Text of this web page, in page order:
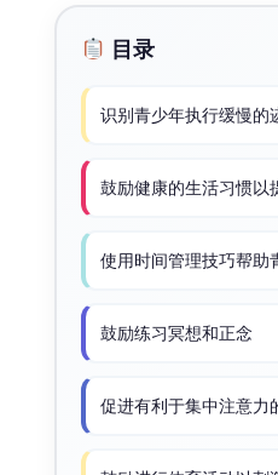
目录
识别青少年执行缓慢的
鼓励健康的生活习惯以
使用时间管理技巧帮助
鼓励练习冥想和正念
促进有利于集中注意力